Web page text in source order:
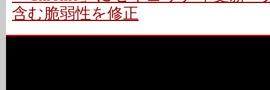
含む脆弱性を修正